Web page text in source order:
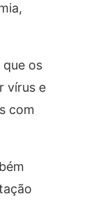
os
vírus e
com